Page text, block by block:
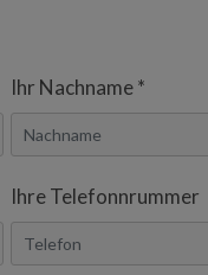
Ihr Nachname *
Ihre Telefonnrummer